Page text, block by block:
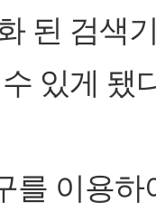
된 검색
있게 됐
를 이용